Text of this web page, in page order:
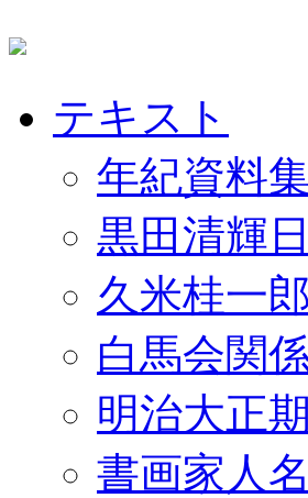
テキスト
年紀資料
黒田清輝
久米桂一
白馬会関
明治大正
書画家人